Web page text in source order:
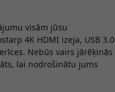
visām jūsu
4K HDMI izeja, USB 3.0
Nebūs vairs jārēķinās
lai nodrošinātu jums